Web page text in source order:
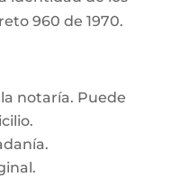
960 de 1970.
notaría. Puede